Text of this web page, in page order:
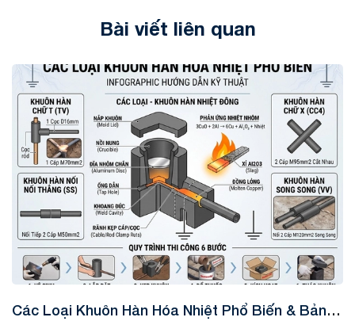
Bài viết liên quan
Các Loại Khuôn Hàn Hóa Nhiệt Phổ Biến & Bảng